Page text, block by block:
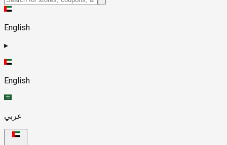
English
▸
English
عربي